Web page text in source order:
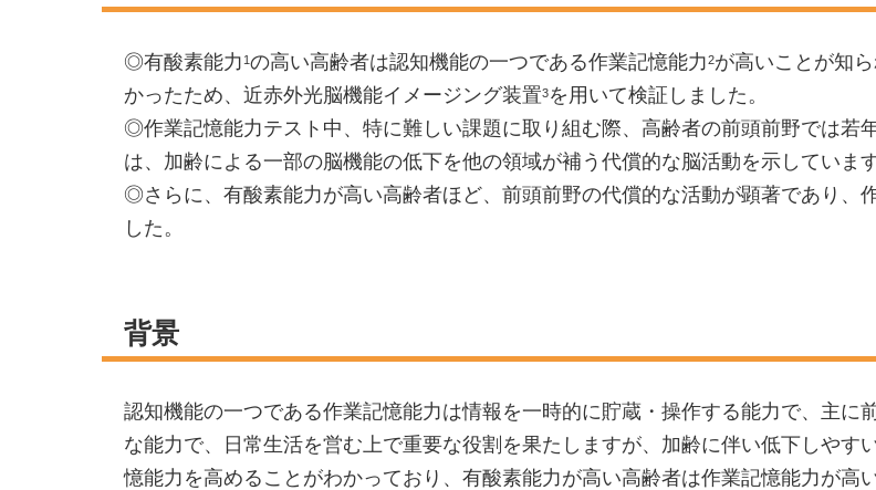
◎有酸素能力 1の高い高齢者は認知機能の一つである作業記憶能力2が高いことが知
かったため、近赤外光脳機能イメージング装置3を用いて検証しました。
◎作業記憶能力テスト中、特に難しい課題に取り組む際、高齢者の前頭前野では若
は、加齢による一部の脳機能の低下を他の領域が補う代償的な脳活動を示しています
◎さらに、有酸素能力が高い高齢者ほど、前頭前野の代償的な活動が顕著であり、
した。
背景
認知機能の一つである作業記憶能力は情報を一時的に貯蔵・操作する能力で、主
な能力で、日常生活を営む上で重要な役割を果たしますが、加齢に伴い低下しや
憶能力を高めることがわかっており、有酸素能力が高い高齢者は作業記憶能力が高